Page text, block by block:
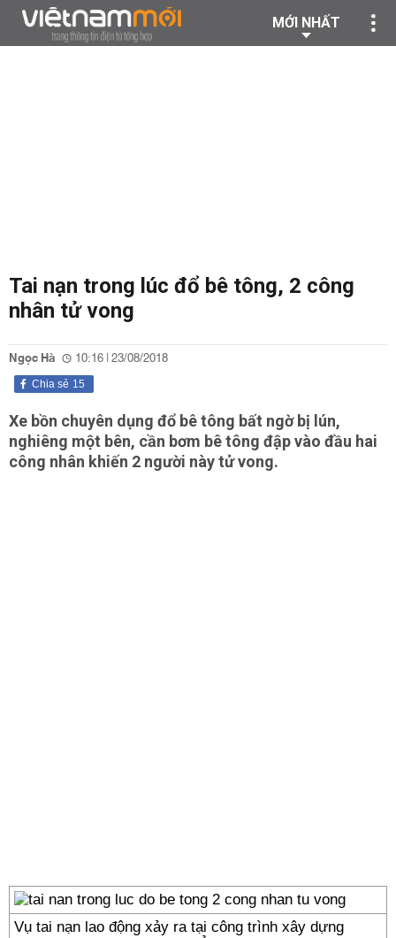
MỚI NHẤT
Tai nạn trong lúc đổ bê tông, 2 công
nhân tử vong
Ngọc Hà 10:16 | 23/08/2018
15
Chia sẻ
Xe bồn chuyên dụng đổ bê tông bất ngờ bị lún,
nghiêng một bên, cần bơm bê tông đập vào đầu hai
công nhân khiến 2 người này tử vong.
Vụ tai nạn lao động xảy ra tại công trình xây dựng